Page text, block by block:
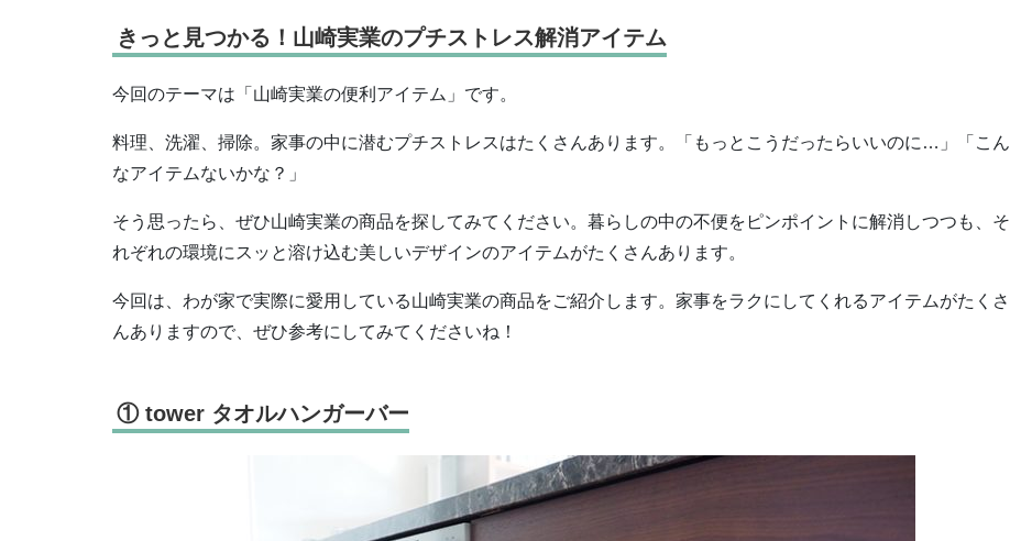
きっと見つかる！山崎実業のプチストレス解消アイテム
今回のテーマは 「山崎実業の便利アイテム」です。
料理、洗濯、掃除。家事の中に潜むプチストレスはたくさんあります。 「もっとこうだったらいいのに … 」「こん
なアイテムないかな？」
そう思ったら、ぜひ山崎実業の商品を探してみてください。暮らしの中の不便をピンポイントに解消しつつも、そ
れぞれの環境にスッと溶け込む美しいデザインのアイテムがたくさんあります。
今回は、わが家で実際に愛用している山崎実業の商品をご紹介します。家事をラクにしてくれるアイテムがたくさ
んありますので、ぜひ参考にしてみてくださいね！
① tower タオルハンガーバー